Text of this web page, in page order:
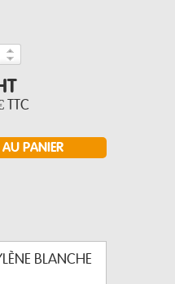
TTC
BLANCHE